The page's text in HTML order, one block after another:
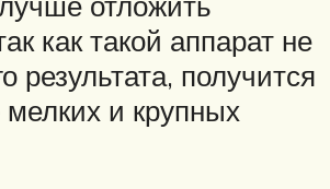
как такой аппарат не
результата, получится
и крупных